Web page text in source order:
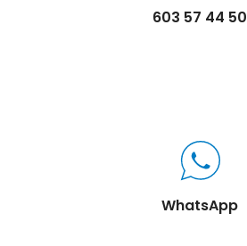
603 57 44 50
WhatsApp